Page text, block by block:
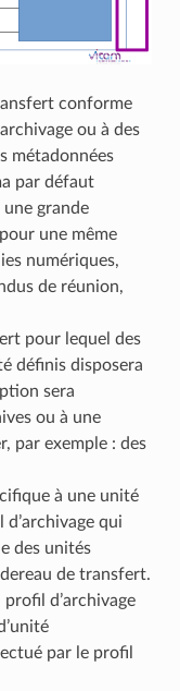
conforme
ou à des
métadonnées
par défaut
grande
une même
numériques,
de réunion,
pour lequel des
définis disposera
sera
ou à une
par exemple : des
à une unité
qui
des unités
de transfert.
d’archivage
par le profil